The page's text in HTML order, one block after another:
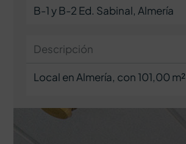
B-1 y B-2 Ed. Sabinal, Almería
Descripción
Local en Almería, con 101,00 m²